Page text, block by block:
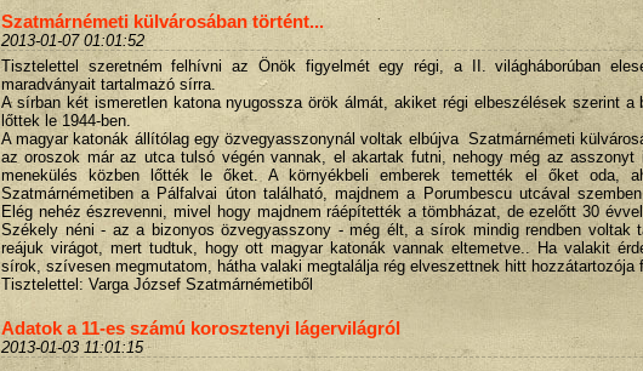
Szatmárnémeti külvárosában történt...
2013-01-07 01:01:52
Tisztelettel szeretném felhívni az Önök figyelmét egy régi, a II. világháborúban
maradványait tartalmazó sírra.
A sírban két ismeretlen katona nyugossza örök álmát, akiket régi elbeszélések szerint a
lőttek le 1944-ben.
A magyar katonák állítólag egy özvegyasszonynál voltak elbújva Szatmárnémeti
az oroszok már az utca tulsó végén vannak, el akartak futni, nehogy még az asszonyt
menekülés közben lőtték le őket. A környékbeli emberek temették el őket oda,
Szatmárnémetiben a Pálfalvai úton található, majdnem a Porumbescu utcával
Elég nehéz észrevenni, mivel hogy majdnem ráépítették a tömbházat, de ezelőtt 30
Székely néni - az a bizonyos özvegyasszony - még élt, a sírok mindig rendben voltak
reájuk virágot, mert tudtuk, hogy ott magyar katonák vannak eltemetve.. Ha valakit
sírok, szívesen megmutatom, hátha valaki megtalálja rég elveszettnek hitt hozzátartozója
Tisztelettel: Varga József Szatmárnémetiből
Adatok a 11-es számú korosztenyi lágervilágról
2013-01-03 11:01:15